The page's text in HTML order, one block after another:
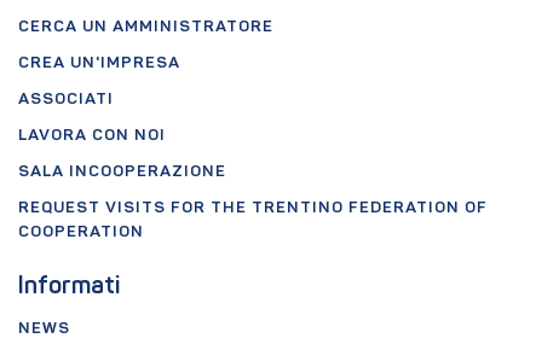
CERCA UN AMMINISTRATORE
CREA UN'IMPRESA
ASSOCIATI
LAVORA CON NOI
SALA INCOOPERAZIONE
REQUEST VISITS FOR THE TRENTINO FEDERATION OF
COOPERATION
Informati
NEWS